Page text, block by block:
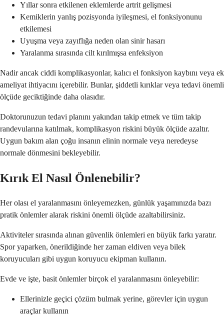
Yıllar sonra etkilenen eklemlerde artrit gelişmesi
Kemiklerin yanlış pozisyonda iyileşmesi, el fonksiyonunu
etkilemesi
Uyuşma veya zayıflığa neden olan sinir hasarı
Yaralanma sırasında cilt kırılmışsa enfeksiyon
Nadir ancak ciddi komplikasyonlar, kalıcı el fonksiyon kaybını veya ek
ameliyat ihtiyacını içerebilir. Bunlar, şiddetli kırıklar veya tedavi önemli
ölçüde geciktiğinde daha olasıdır.
Doktorunuzun tedavi planını yakından takip etmek ve tüm takip
randevularına katılmak, komplikasyon riskini büyük ölçüde azaltır.
Uygun bakım alan çoğu insanın elinin normale veya neredeyse
normale dönmesini bekleyebilir.
Kırık El Nasıl Önlenebilir?
Her olası el yaralanmasını önleyemezken, günlük yaşamınızda bazı
pratik önlemler alarak riskini önemli ölçüde azaltabilirsiniz.
Aktiviteler sırasında alınan güvenlik önlemleri en büyük farkı yaratır.
Spor yaparken, önerildiğinde her zaman eldiven veya bilek
koruyucuları gibi uygun koruyucu ekipman kullanın.
Evde ve işte, basit önlemler birçok el yaralanmasını önleyebilir:
Ellerinizle geçici çözüm bulmak yerine, görevler için uygun
araçlar kullanın